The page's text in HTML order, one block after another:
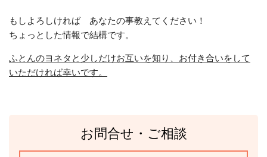
もしよろしければ あなたの事教えてください！
ちょっとした情報で結構です。
ふとんのヨネタと少しだけお互いを知り、お付き合いをして
いただければ幸いです。
お問合せ・ご相談